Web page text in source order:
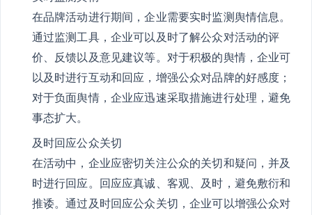
在品牌活动进行期间，企业需要实时监测舆情信息。
通过监测工具，企业可以及时了解公众对活动的评
价、反馈以及意见建议等。对于积极的舆情，企业可
以及时进行互动和回应，增强公众对品牌的好感度；
对于负面舆情，企业应迅速采取措施进行处理，避免
事态扩大。
及时回应公众关切
在活动中，企业应密切关注公众的关切和疑问，并及
时进行回应。回应应真诚、客观、及时，避免敷衍和
推诿。通过及时回应公众关切，企业可以增强公众对